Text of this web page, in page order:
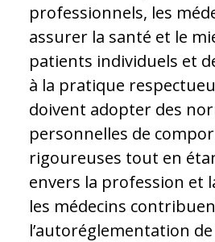
professionnels, les
assurer la santé et le
patients individuels et
à la pratique
doivent adopter des
personnelles de
rigoureuses tout en
envers la profession et
les médecins
l’autoréglementation